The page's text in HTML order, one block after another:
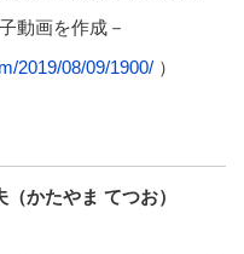
動画を作成－
2019/08/09/1900/）
（かたやま てつお）